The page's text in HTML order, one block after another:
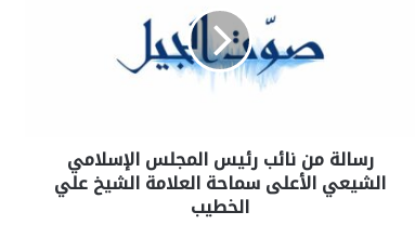
رسالة من نائب رئيس المجلس الإسلامي
الشيعي الأعلى سماحة العلامة الشيخ علي
الخطيب